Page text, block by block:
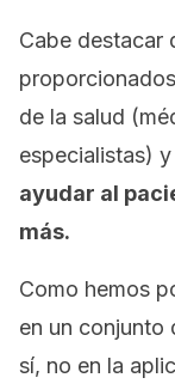
Cabe destacar
de la salud
especialistas) y
ayudar al
más.
Como hemos
en un conjunto
sí, no en la